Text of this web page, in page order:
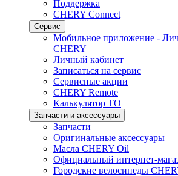
Поддержка
CHERY Connect
Сервис
Мобильное приложение -
CHERY
Личный кабинет
Записаться на сервис
Сервисные акции
CHERY Remote
Калькулятор ТО
Запчасти и аксессуары
Запчасти
Оригинальные аксессуары
Масла CHERY Oil
Официальный интернет-
Городские велосипеды